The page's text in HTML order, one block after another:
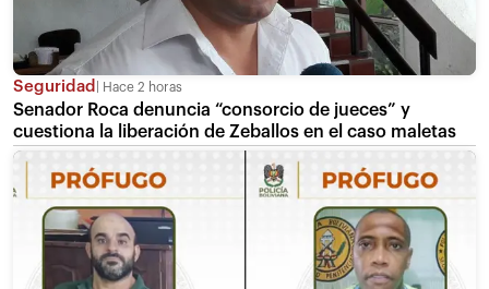
Seguridad Hace 2 horas
Senador Roca denuncia “consorcio de jueces” y
cuestiona la liberación de Zeballos en el caso maletas